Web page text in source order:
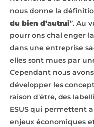
nous donne la
du bien d’autrui”. Au
pourrions challenger
dans une entreprise
elles sont mues par
Cependant nous
développer les
raison d’être, des
ESUS qui permettent
enjeux économiques